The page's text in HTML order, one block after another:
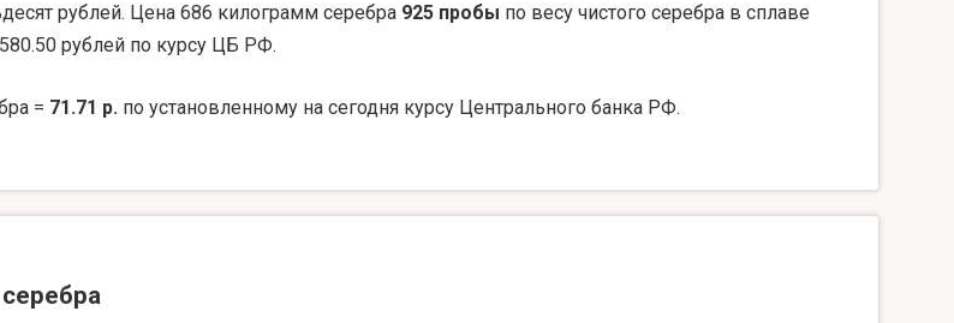
рублей. Цена 686 килограмм серебра 925 пробы по весу чистого серебра в сплаве
рублей по курсу ЦБ РФ.
= 71.71 р. по установленному на сегодня курсу Центрального банка РФ.